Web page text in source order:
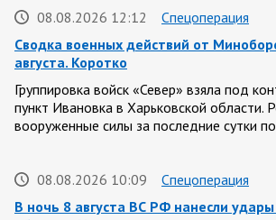
08.08.2026 12:12
Спецоперация
Сводка военных действий от
августа. Коротко
Группировка войск «Север» взяла под
пункт Ивановка в Харьковской области.
вооруженные силы за последние сутки
08.08.2026 10:09
Спецоперация
В ночь 8 августа ВС РФ нанесли